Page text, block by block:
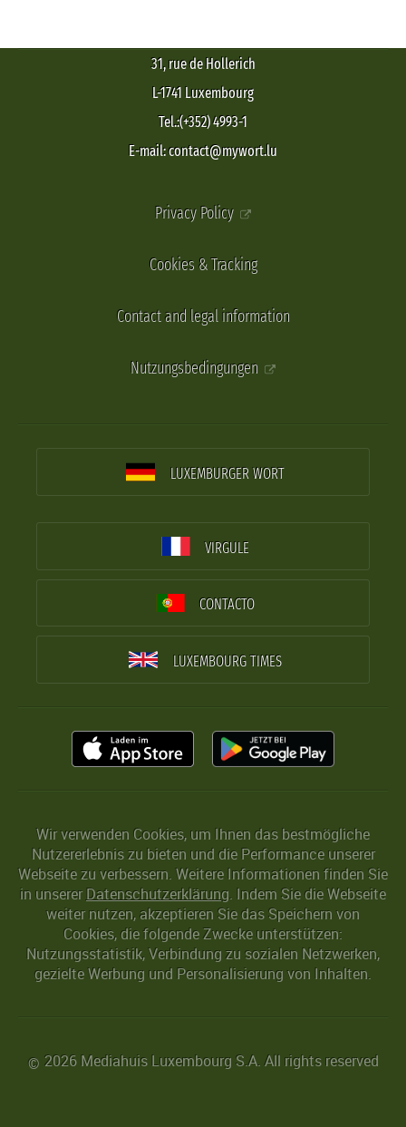
31, rue de Hollerich
L-1741 Luxembourg
Tel.:(+352) 4993-1
E-mail: contact@mywort.lu
Privacy Policy
Cookies & Tracking
Contact and legal information
Nutzungsbedingungen
LUXEMBURGER WORT
VIRGULE
CONTACTO
LUXEMBOURG TIMES
Wir verwenden Cookies, um Ihnen das bestmögliche
Nutzererlebnis zu bieten und die Performance unserer
Webseite zu verbessern. Weitere Informationen finden Sie
in unserer Datenschutzerklärung. Indem Sie die Webseite
weiter nutzen, akzeptieren Sie das Speichern von
Cookies, die folgende Zwecke unterstützen:
Nutzungsstatistik, Verbindung zu sozialen Netzwerken,
gezielte Werbung und Personalisierung von Inhalten.
© 2026 Mediahuis Luxembourg S.A. All rights reserved